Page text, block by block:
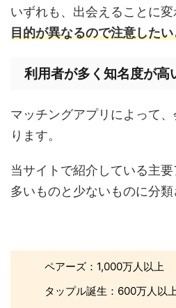
いずれも、出会えることに変
目的が異なるので注意した
利用者が多く知名度が高
マッチングアプリによって
ります。
当サイトで紹介している主
多いものと少ないものに分類
ペアーズ：1,000万人以上
タップル誕生：600万人以